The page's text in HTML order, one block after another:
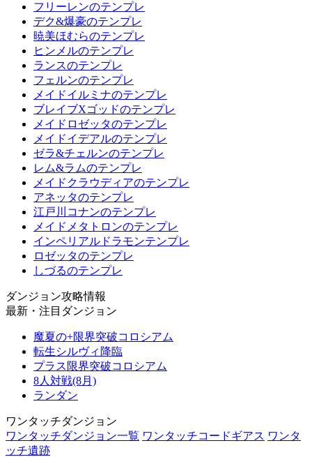
フリーレンのテンプレ
デク&爆豪のテンプレ
暁美ほむらのテンプレ
ヒンメルのテンプレ
ランスのテンプレ
フェルンのテンプレ
メイドイルミナのテンプレ
ブレイブXゴッドのテンプレ
メイドロゼッタのテンプレ
メイドイデアルのテンプレ
ゼラ&チェルンのテンプレ
レム&ラムのテンプレ
メイドクラウディアのテンプレ
アネッタのテンプレ
江戸川コナンのテンプレ
メイドメタトロンのテンプレ
インペリアルドラモンテンプレ
ロゼッタのテンプレ
しづるのテンプレ
ダンジョン攻略情報
最新・注目ダンジョン
魔夏の+限界突破コロシアム
転生シルヴィ降臨
プラス限界突破コロシアム
8人対戦(8月)
ランダン
ワンタッチダンジョン
ワンタッチダンジョン一覧 ワンタッチコードギアス ワンタ
ッチ遺跡